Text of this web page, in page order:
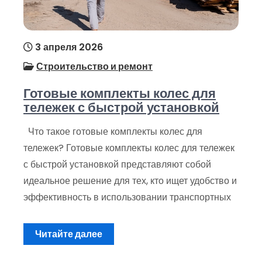
3 апреля 2026
Строительство и ремонт
Готовые комплекты колес для
тележек с быстрой установкой
Что такое готовые комплекты колес для
тележек? Готовые комплекты колес для тележек
с быстрой установкой представляют собой
идеальное решение для тех, кто ищет удобство и
эффективность в использовании транспортных
Читайте далее